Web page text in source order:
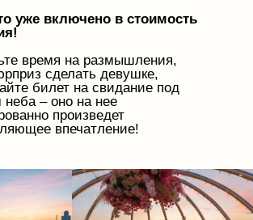
уже включено в стоимость
время на размышления,
сделать девушке,
билет на свидание под
неба – оно на нее
произведет
впечатление!